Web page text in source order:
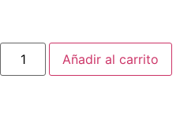
Añadir al carrito